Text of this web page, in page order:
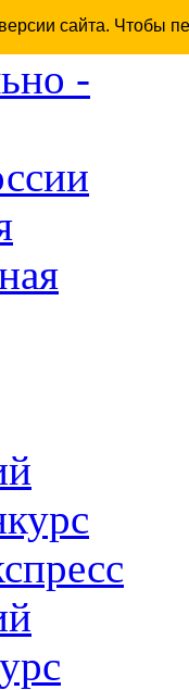
сайта. Чтобы
-